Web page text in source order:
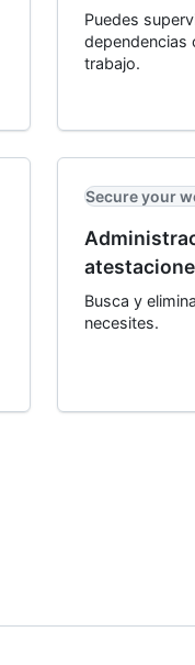
Puedes
dependencias
trabajo.
Secure your
Busca y
necesites.